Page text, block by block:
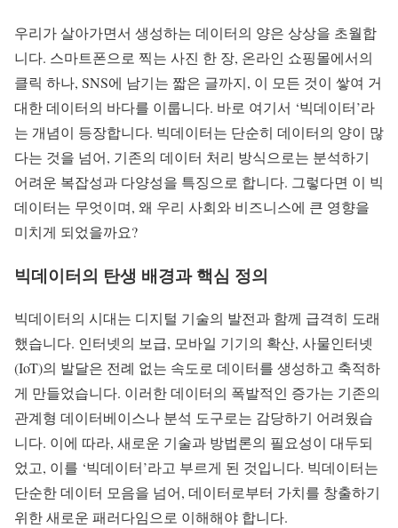
우리가 살아가면서 생성하는 데이터의 양은 상상을 초월합
니다. 스마트폰으로 찍는 사진 한 장, 온라인 쇼핑몰에서의
클릭 하나, SNS에 남기는 짧은 글까지, 이 모든 것이 쌓여 거
대한 데이터의 바다를 이룹니다. 바로 여기서 ‘빅데이터’라
는 개념이 등장합니다. 빅데이터는 단순히 데이터의 양이 많
다는 것을 넘어, 기존의 데이터 처리 방식으로는 분석하기
어려운 복잡성과 다양성을 특징으로 합니다. 그렇다면 이 빅
데이터는 무엇이며, 왜 우리 사회와 비즈니스에 큰 영향을
미치게 되었을까요?
빅데이터의 탄생 배경과 핵심 정의
빅데이터의 시대는 디지털 기술의 발전과 함께 급격히 도래
했습니다. 인터넷의 보급, 모바일 기기의 확산, 사물인터넷
(IoT)의 발달은 전례 없는 속도로 데이터를 생성하고 축적하
게 만들었습니다. 이러한 데이터의 폭발적인 증가는 기존의
관계형 데이터베이스나 분석 도구로는 감당하기 어려웠습
니다. 이에 따라, 새로운 기술과 방법론의 필요성이 대두되
었고, 이를 ‘빅데이터’라고 부르게 된 것입니다. 빅데이터는
단순한 데이터 모음을 넘어, 데이터로부터 가치를 창출하기
위한 새로운 패러다임으로 이해해야 합니다.